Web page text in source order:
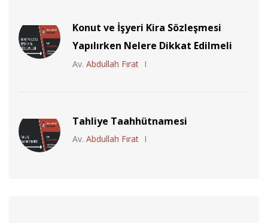
Konut ve İşyeri Kira Sözleşmesi
Yapılırken Nelere Dikkat Edilmeli
Av. Abdullah Fırat
Tahliye Taahhütnamesi
Av. Abdullah Fırat